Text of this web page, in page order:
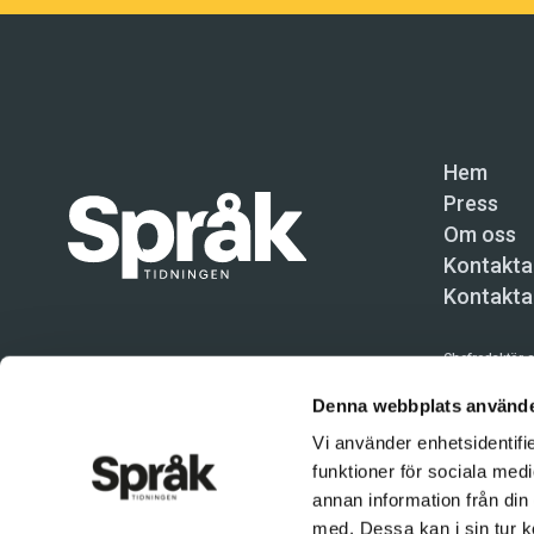
Denna webbplats
Vi använder
funktioner för sociala
annan information från
med. Dessa kan i sin tur
Hem
Press
Om oss
Chefredaktör
Kundtjänst
Användning
tillåten.